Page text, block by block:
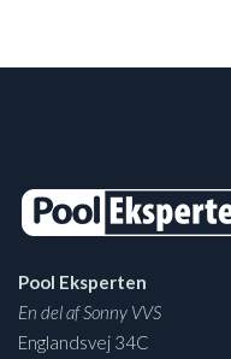
Pool Eksperten
En del af Sonny VVS
Englandsvej 34C